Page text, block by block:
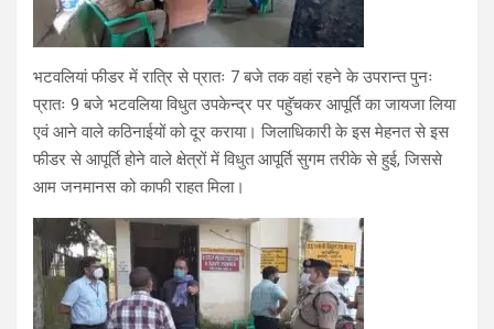
भटवलियां फीडर में रात्रि से प्रातः 7 बजे तक वहां रहने के उपरान्त पुनः
प्रातः 9 बजे भटवलिया विधुत उपकेन्द्र पर पहुॅचकर आपूर्ति का जायजा लिया
एवं आने वाले कठिनाईयों को दूर कराया। जिलाधिकारी के इस मेहनत से इस
फीडर से आपूर्ति होने वाले क्षेत्रों में विधुत आपूर्ति सुगम तरीके से हुई, जिससे
आम जनमानस को काफी राहत मिला।